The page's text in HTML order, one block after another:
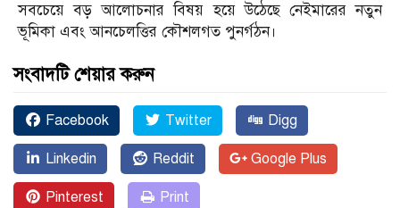
সবচেয়ে বড় আলোচনার বিষয় হয়ে উঠেছে নেইমারের নতুন
ভূমিকা এবং আনচেলত্তির কৌশলগত পুনর্গঠন।
সংবাদটি শেয়ার করুন
Facebook Twitter Digg
Linkedin Reddit Google Plus
Pinterest Print